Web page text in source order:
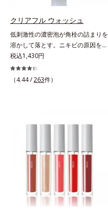
プローチして肌荒れを防ぎ、肌不調
にゆらがない肌を叶えます。そし
成分「MCアクティベーター
(*5)」。肌のうるおいを引き出し・
高めて、ハリ感あふれる肌へと導き
ます。うるおいに満ちたゆらがない
肌をご体感いただくために設計され
ている状態*2 年齢に応じたお手入
ース及び先行技術調査による当社調
べ*5 オトギリソウエキス配合＝肌
たハリツヤ肌へ導く保湿成分
クリアフル ウォッシュ
低刺激性の濃密泡が角栓の詰まりを
溶かして落とす。ニキビの原因を残
さないクリアな肌に洗い上げる洗顔
料。「ニキビをくり返してしまう」
「毛穴目立ちが気になる」「マスク
です。5種の和漢植物由来成分とコ
ラーゲンが肌をいたわりながらうる
おいを与え、バリア機能を維持。ニ
さらにビタミンC誘導体をはじめと
した5種の整肌成分(*1)から成る
税込1,430円
（4.44 /263件）